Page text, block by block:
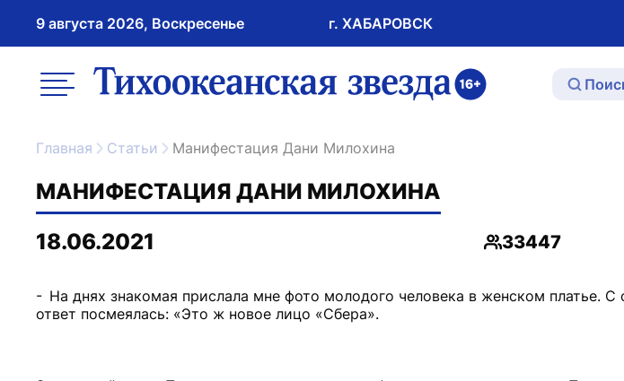
9 августа 2026, Воскресенье г. ХАБАРОВСК
меню ссылка на главную
Главная Статьи Манифестация Дани Милохина
МАНИФЕСТАЦИЯ ДАНИ МИЛОХИНА
18.06.2021
Просмотры
33447
- На днях знакомая прислала мне фото молодого человека в женском платье. С
ответ посмеялась: «Это ж новое лицо «Сбера».